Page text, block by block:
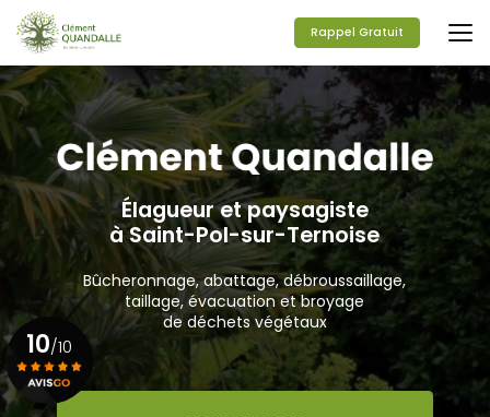
Aller
au
contenu
principal
Rappel Gratuit
Élagueur et paysagiste
à Saint-Pol-sur-Ternoise
Bûcheronnage, abattage, débroussaillage,
taillage, évacuation et broyage
de déchets végétaux
10/10
Voir le certificat